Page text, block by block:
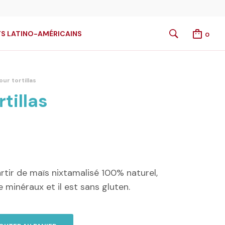
LATINO-AMÉRICAINS 0
tortillas
de maïs nixtamalisé 100% naturel,
minéraux et il est sans gluten.